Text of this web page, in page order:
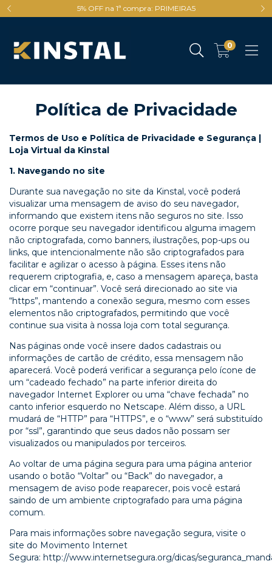
5% OFF na 1ª compra: PRIMEIRA5
0
Política de Privacidade
Termos de Uso e Política de Privacidade e Segurança |
Loja Virtual da Kinstal
1. Navegando no site
Durante sua navegação no site da Kinstal, você poderá
visualizar uma mensagem de aviso do seu navegador,
informando que existem itens não seguros no site. Isso
ocorre porque seu navegador identificou alguma imagem
não criptografada, como banners, ilustrações, pop-ups ou
links, que intencionalmente não são criptografados para
facilitar e agilizar o acesso à página. Esses itens não
requerem criptografia, e, caso a mensagem apareça, basta
clicar em “continuar”. Você será direcionado ao site via
“https”, mantendo a conexão segura, mesmo com esses
elementos não criptografados, permitindo que você
continue sua visita à nossa loja com total segurança.
Nas páginas onde você insere dados cadastrais ou
informações de cartão de crédito, essa mensagem não
aparecerá. Você poderá verificar a segurança pelo ícone de
um “cadeado fechado” na parte inferior direita do
navegador Internet Explorer ou uma “chave fechada” no
canto inferior esquerdo no Netscape. Além disso, a URL
mudará de “HTTP” para “HTTPS”, e o “www” será substituído
por “ssl”, garantindo que seus dados não possam ser
visualizados ou manipulados por terceiros.
Ao voltar de uma página segura para uma página anterior
usando o botão “Voltar” ou “Back” do navegador, a
mensagem de aviso pode reaparecer, pois você estará
saindo de um ambiente criptografado para uma página
comum.
Para mais informações sobre navegação segura, visite o
site do Movimento Internet
Segura: http://www.internetsegura.org/dicas/